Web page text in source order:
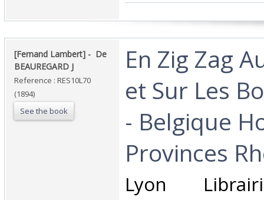
‎[Fernand Lambert] - ‎ ‎De
BEAUREGARD J‎
Reference : RES10L70
(1894)
See the book
‎En Zig Zag
et Sur Les
- Belgique
Provinces
‎Lyon